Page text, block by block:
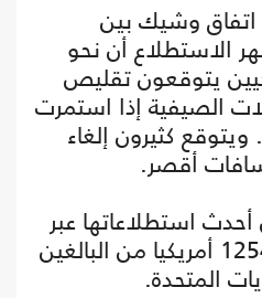
وشيك بين
الاستطلاع أن نحو
كل 10 أمريكيين يتوقعون تقليص
الصيفية إذا استمرت
كثيرون إلغاء
أقصر.
استطلاعاتها عبر
الإنترنت، وشارك به 1254 أمريكيا من البالغين
المتحدة.